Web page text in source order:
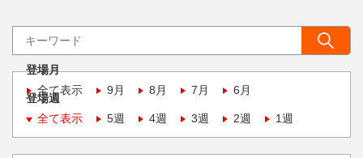
登場月
全て表示
9月 8月 7月 6月
登場週
全て表示
5週 4週 3週 2週 1週